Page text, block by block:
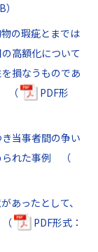
の瑕疵とまでは
高額化について
損なうものであ
（
PDF形
当事者間の争い
られた事例 （
あったとして、
PDF形式：